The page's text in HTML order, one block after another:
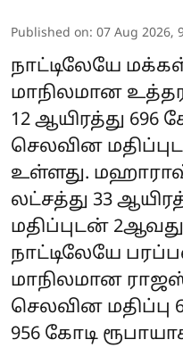
Published on: 07 Aug 2026,
நாட்டிலேயே
மாநிலமான உத்தர
12 ஆயிரத்து 696
செலவின
உள்ளது.
லட்சத்து 33
மதிப்புடன்
நாட்டிலேயே
மாநிலமான
செலவின மதிப்பு
956 கோடி